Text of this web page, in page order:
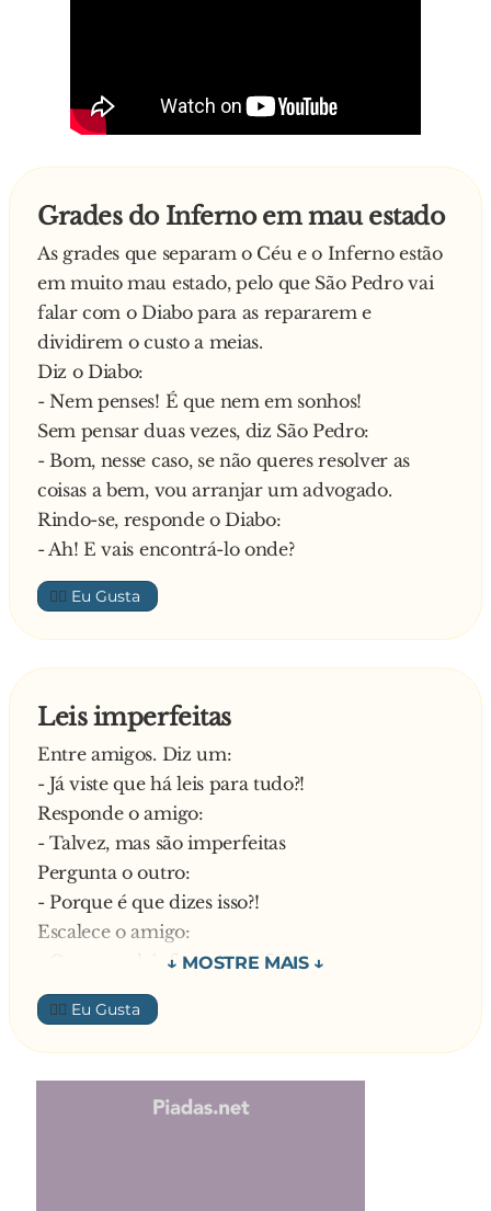
Grades do Inferno em mau estado
As grades que separam o Céu e o Inferno estão
em muito mau estado, pelo que São Pedro vai
falar com o Diabo para as repararem e
dividirem o custo a meias.
Diz o Diabo:
- Nem penses! É que nem em sonhos!
Sem pensar duas vezes, diz São Pedro:
- Bom, nesse caso, se não queres resolver as
coisas a bem, vou arranjar um advogado.
Rindo-se, responde o Diabo:
- Ah! E vais encontrá-lo onde?
👍🏼
Leis imperfeitas
Entre amigos. Diz um:
- Já viste que há leis para tudo?!
Responde o amigo:
- Talvez, mas são imperfeitas
Pergunta o outro:
- Porque é que dizes isso?!
Escalece o amigo:
- Ora, se as leis fossem perfeitas, para que
seriam precisos tantos advogados?!
—👍🏼